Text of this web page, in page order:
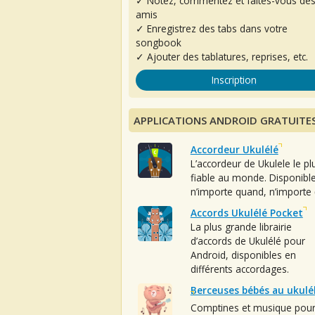
amis
✓ Enregistrez des tabs dans votre
songbook
✓ Ajouter des tablatures, reprises, etc.
Inscription
APPLICATIONS ANDROID
Accordeur Ukulélé
L’accordeur de Ukulele le
fiable au monde. Disponible
n’importe quand, n’importe
Accords Ukulélé Pocket
La plus grande librairie
d’accords de Ukulélé pour
Android, disponibles en
différents accordages.
Berceuses bébés au
Comptines et musique pour